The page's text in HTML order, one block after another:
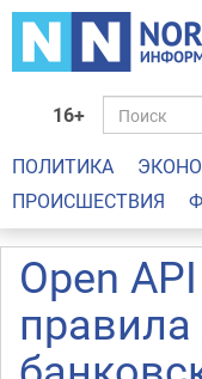
16+
ПОЛИТИКА
ПРОИСШЕСТВИЯ
Open